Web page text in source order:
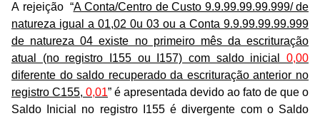
A rejeição “A Conta/Centro de Custo 9.9.99.99.99.999/ de
natureza igual a 01,02 0u 03 ou a Conta 9.9.99.99.99.999
de natureza 04 existe no primeiro mês da escrituração
atual (no registro I155 ou I157) com saldo inicial 0,00
diferente do saldo recuperado da escrituração anterior no
registro C155, 0,01” é apresentada devido ao fato de que o
Saldo Inicial no registro I155 é divergente com o Saldo